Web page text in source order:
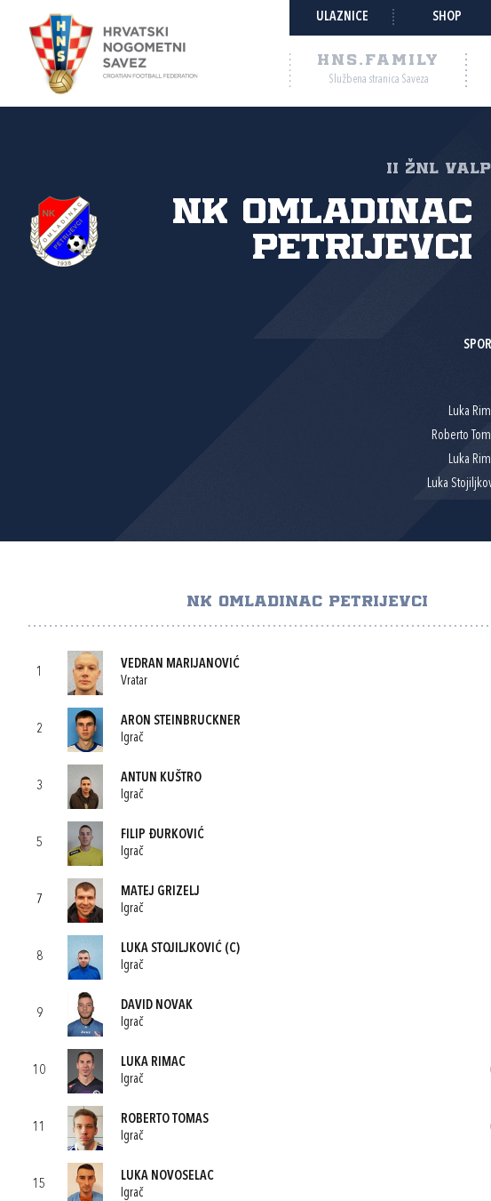
ULAZNICE SHOP
HNS.FAMILY
Službena stranica Saveza
II ŽNL
NK Omladinac
Petrijevci
Luka
Roberto
Luka
Luka
NK OMLADINAC PETRIJEVCI
1
VEDRAN MARIJANOVIĆ
Vratar
2
ARON STEINBRUCKNER
Igrač
3
ANTUN KUŠTRO
Igrač
5
FILIP ĐURKOVIĆ
Igrač
7
MATEJ GRIZELJ
Igrač
8
LUKA STOJILJKOVIĆ (C)
Igrač
9
DAVID NOVAK
Igrač
10
LUKA RIMAC
Igrač
11
ROBERTO TOMAS
Igrač
15
LUKA NOVOSELAC
Igrač